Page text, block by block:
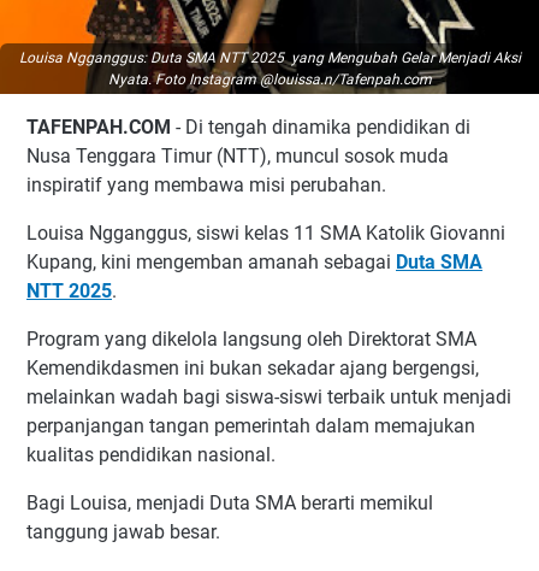
Louisa Ngganggus: Duta SMA NTT 2025 yang Mengubah Gelar Menjadi Aksi
Nyata. Foto Instagram @louissa.n/Tafenpah.com
TAFENPAH.COM - Di tengah dinamika pendidikan di
Nusa Tenggara Timur (NTT), muncul sosok muda
inspiratif yang membawa misi perubahan.
Louisa Ngganggus, siswi kelas 11 SMA Katolik Giovanni
Kupang, kini mengemban amanah sebagai Duta SMA
NTT 2025.
Program yang dikelola langsung oleh Direktorat SMA
Kemendikdasmen ini bukan sekadar ajang bergengsi,
melainkan wadah bagi siswa-siswi terbaik untuk menjadi
perpanjangan tangan pemerintah dalam memajukan
kualitas pendidikan nasional.
Bagi Louisa, menjadi Duta SMA berarti memikul
tanggung jawab besar.